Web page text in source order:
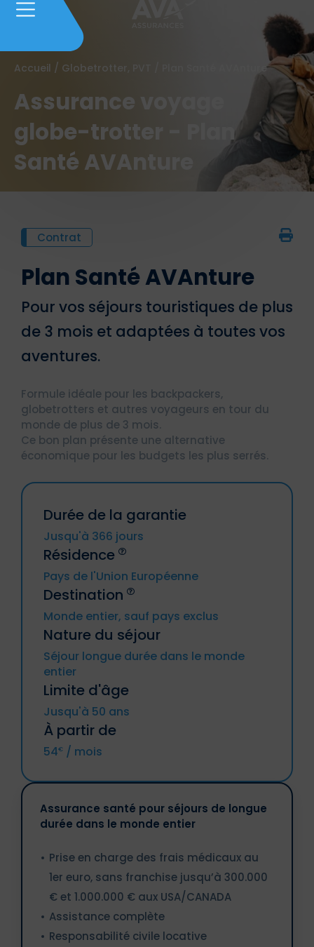
Accueil / Globetrotter, PVT Plan Santé AVAnture
Assurance voyage
globe-trotter - Plan
Santé AVAnture
Contrat
Plan Santé AVAnture
Pour vos séjours touristiques de plus
de 3 mois et adaptées à toutes vos
aventures.
Formule idéale pour les backpackers,
globetrotters et autres voyageurs en tour du
monde de plus de 3 mois.
Ce bon plan présente une alternative
économique pour les budgets les plus serrés.
Durée de la garantie
Jusqu'à 366 jours
Résidence
Allemagne, Autriche, Belgique, Bulgarie,
Chypre, Croatie, Danemark, Espagne,
Estonie, Finlande, France métropolitaine
(y compris DROM et CTOM), Grèce,
Hongrie, Irande, Italie, Lettonie, Lituanie,
Luxembourg, Malte, Pays-Bas, Pologne,
Portugal, République tchèque,
Roumanie, Slovaquie, Slovénie, Suède.
Islande, Liechtenstein, Norvège,
Principautés d’Andorre et de Monaco,
Suisse.
Pays de l'Union Européenne
Destination
Les voyages à destination ou en
provenance de la Russie, de Cuba, de
l'Iran, de la Syrie, de la Corée du Nord, des
régions ukrainiennes de Crimée, de la
République populaire de Donetsk, de la
République populaire de Lougansk ou
un voyage impliquant l'une des ces
régions.
Les résidents de l'un des pays
susmentionnés.
sanctionnées.
Monde entier, sauf pays exclus
Nature du séjour
Séjour longue durée dans le monde
entier
Limite d'âge
Jusqu'à 50 ans
À partir de
54€ / mois
Assurance santé pour séjours de longue
durée dans le monde entier
Prise en charge des frais médicaux au
1er euro, sans franchise jusqu’à 300.000
€ et 1.000.000 € aux USA/CANADA
Assistance complète
Responsabilité civile locative